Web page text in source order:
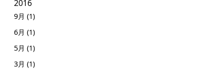
2016
9月 (1)
6月 (1)
5月 (1)
3月 (1)